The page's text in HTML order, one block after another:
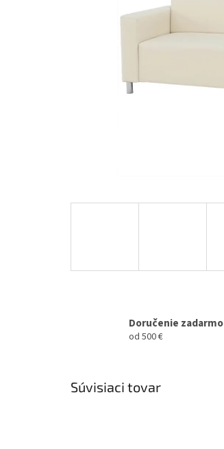
Doručenie zadarmo
od 500 €
Súvisiaci tovar